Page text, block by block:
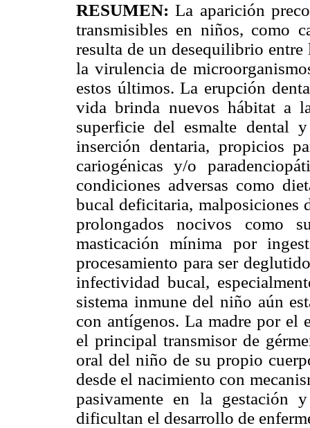
RESUMEN:La aparición
transmisibles en niños, como
resulta de un desequilibrio entre
la virulencia de
estos últimos. La erupción
vida brinda nuevos hábitat a
superficie del esmalte dental
inserción dentaria, propicios
cariogénicas y/o
condiciones adversas como
bucal deficitaria, malposiciones
prolongados nocivos como
masticación mínima por
procesamiento para ser
infectividad bucal,
sistema inmune del niño aún
con antígenos. La madre por
el principal transmisor de
oral del niño de su propio
desde el nacimiento con
pasivamente en la gestación
dificultan el desarrollo de